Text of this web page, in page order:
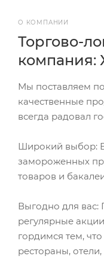
О КОМПАНИИ
Торгово-
компания:
Мы поставляем
качественные
всегда радовал
Широкий выбор:
замороженных
товаров и
Выгодно для вас:
регулярные
гордимся тем,
рестораны,